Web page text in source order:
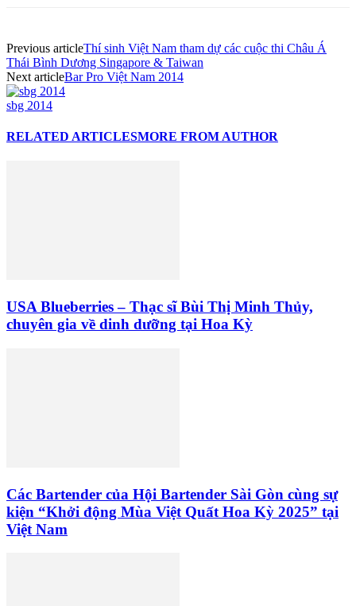
Previous articleThí sinh Việt Nam tham dự các cuộc thi Châu Á
Thái Bình Dương Singapore & Taiwan
Next articleBar Pro Việt Nam 2014
sbg 2014
RELATED ARTICLESMORE FROM AUTHOR
USA Blueberries – Thạc sĩ Bùi Thị Minh Thủy,
chuyên gia về dinh dưỡng tại Hoa Kỳ
Các Bartender của Hội Bartender Sài Gòn cùng sự
kiện “Khởi động Mùa Việt Quất Hoa Kỳ 2025” tại
Việt Nam